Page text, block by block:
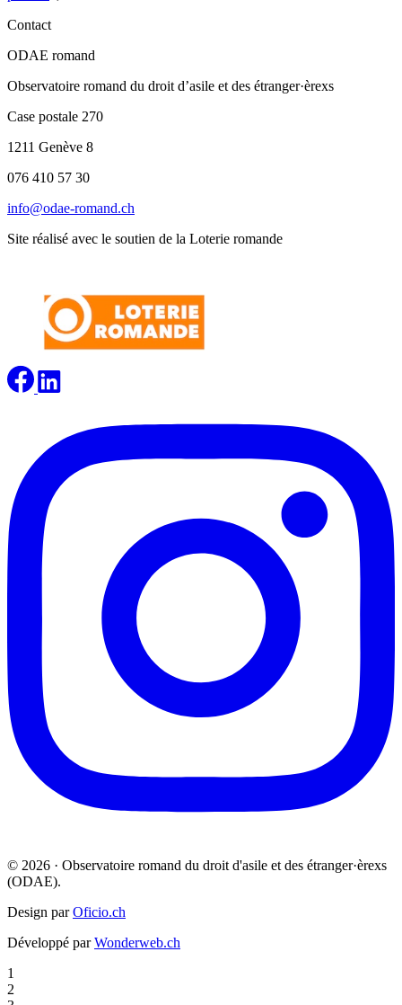
Contact
ODAE romand
Observatoire romand du droit d’asile et des étranger·èrexs
Case postale 270
1211 Genève 8
076 410 57 30
info@odae-romand.ch
Site réalisé avec le soutien de la Loterie romande
© 2026 · Observatoire romand du droit d'asile et des étranger·èrexs
(ODAE).
Design parOficio.ch
Développé parWonderweb.ch
1
2